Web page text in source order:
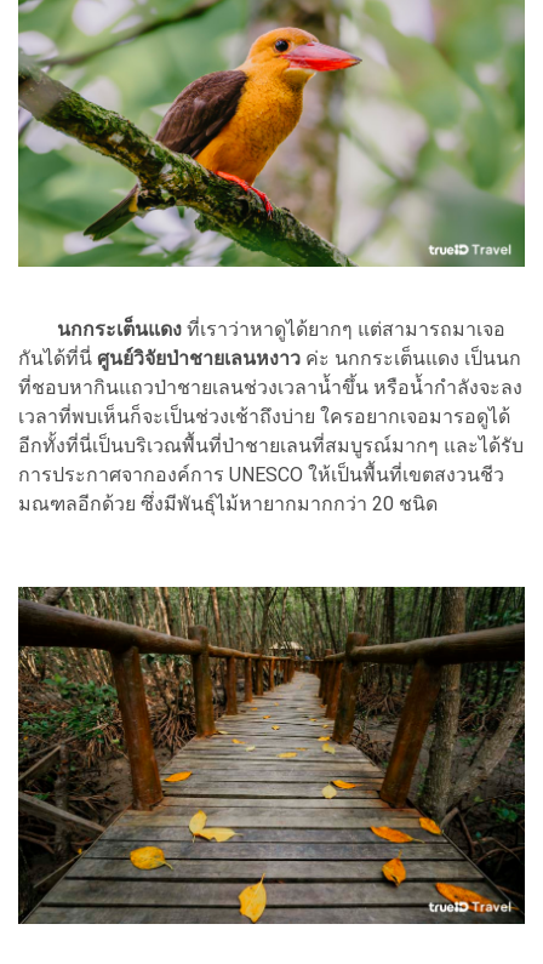
นกกระเต็นแดง ที่เราว่าหาดูได้ยากๆ แต่สามารถมาเจอ
กันได้ที่นี่ ศูนย์วิจัยป่าชายเลนหงาว ค่ะ นกกระเต็นแดง เป็นนก
ที่ชอบหากินแถวป่าชายเลนช่วงเวลาน้ำขึ้น หรือน้ำกำลังจะลง
เวลาที่พบเห็นก็จะเป็นช่วงเช้าถึงบ่าย ใครอยากเจอมารอดูได้
อีกทั้งที่นี่เป็นบริเวณพื้นที่ป่าชายเลนที่สมบูรณ์มากๆ และได้รับ
การประกาศจากองค์การ UNESCO ให้เป็นพื้นที่เขตสงวนชีว
มณฑลอีกด้วย ซึ่งมีพันธุ์ไม้หายากมากกว่า 20 ชนิด